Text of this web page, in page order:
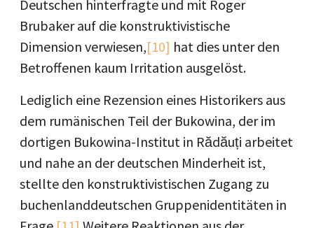
Deutschen hinterfragte und mit Roger
Brubaker auf die konstruktivistische
Dimension verwiesen,[10] hat dies unter den
Betroffenen kaum Irritation ausgelöst.
Lediglich eine Rezension eines Historikers aus
dem rumänischen Teil der Bukowina, der im
dortigen Bukowina-Institut in Rădăuți arbeitet
und nahe an der deutschen Minderheit ist,
stellte den konstruktivistischen Zugang zu
buchenlanddeutschen Gruppenidentitäten in